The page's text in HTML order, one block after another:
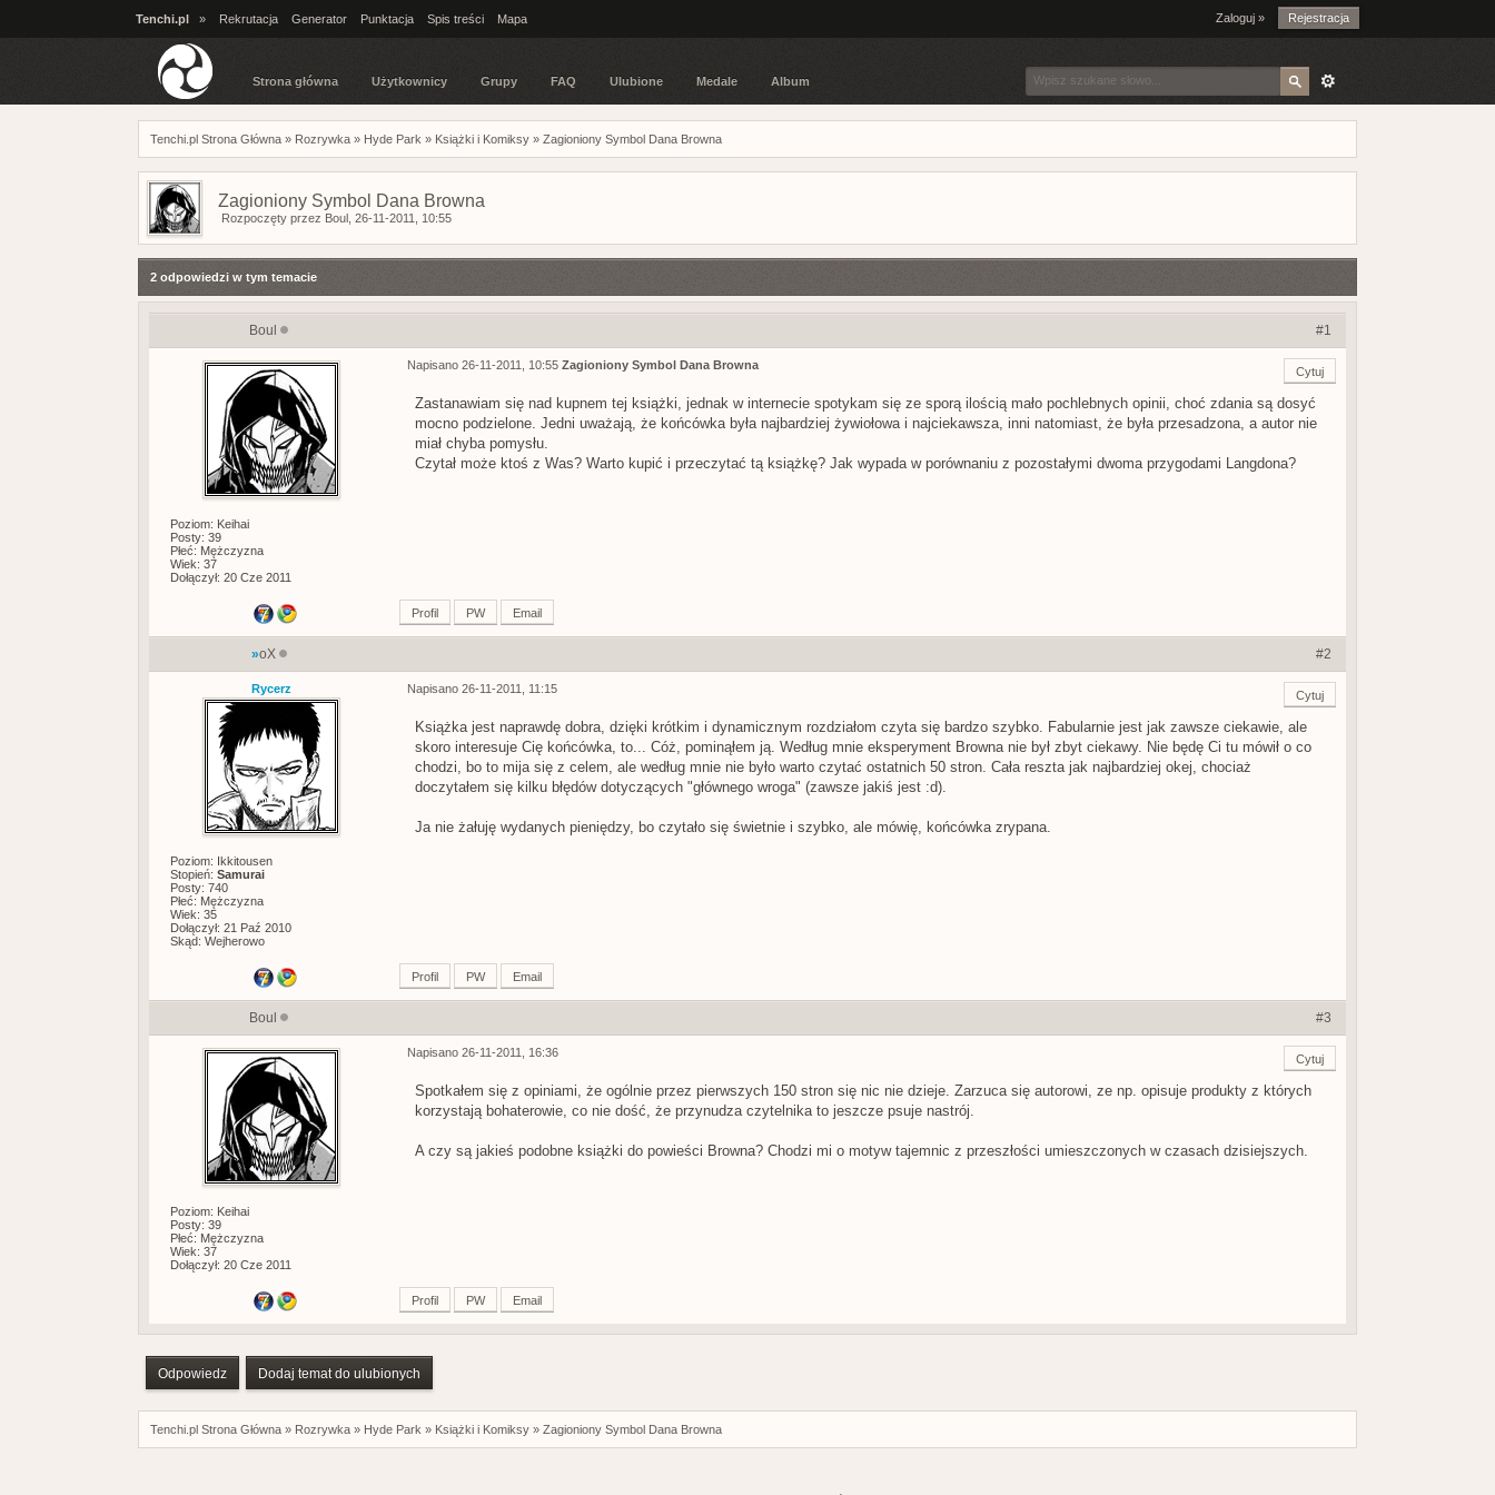
Tenchi.pl » Rekrutacja Generator Punktacja Spis treści Mapa Zaloguj » Rejestracja
Strona główna Użytkownicy Grupy FAQ Ulubione Medale Album
Tenchi.pl Strona Główna » Rozrywka » Hyde Park » Książki i Komiksy » Zagioniony Symbol Dana Browna
Zagioniony Symbol Dana Browna
Rozpoczęty przez Boul , 26-11-2011, 10:55
2 odpowiedzi w tym temacie
Boul #1
Poziom: Keihai
Posty: 39
Płeć: Mężczyzna
Wiek: 37
Dołączył: 20 Cze 2011
Napisano 26-11-2011, 10:55 Zagioniony Symbol Dana Browna Cytuj
Zastanawiam się nad kupnem tej książki, jednak w internecie spotykam się ze sporą ilością mało pochlebnych opinii, choć zdania są dosyć
mocno podzielone. Jedni uważają, że końcówka była najbardziej żywiołowa i najciekawsza, inni natomiast, że była przesadzona, a autor nie
miał chyba pomysłu.
Czytał może ktoś z Was? Warto kupić i przeczytać tą książkę? Jak wypada w porównaniu z pozostałymi dwoma przygodami Langdona?
Profil PW Email
»oX #2
Rycerz
Poziom: Ikkitousen
Stopień: Samurai
Posty: 740
Płeć: Mężczyzna
Wiek: 35
Dołączył: 21 Paź 2010
Skąd: Wejherowo
Napisano 26-11-2011, 11:15 Cytuj
Książka jest naprawdę dobra, dzięki krótkim i dynamicznym rozdziałom czyta się bardzo szybko. Fabularnie jest jak zawsze ciekawie, ale
skoro interesuje Cię końcówka, to... Cóż, pominąłem ją. Według mnie eksperyment Browna nie był zbyt ciekawy. Nie będę Ci tu mówił o co
chodzi, bo to mija się z celem, ale według mnie nie było warto czytać ostatnich 50 stron. Cała reszta jak najbardziej okej, chociaż
doczytałem się kilku błędów dotyczących "głównego wroga" (zawsze jakiś jest :d).
Ja nie żałuję wydanych pieniędzy, bo czytało się świetnie i szybko, ale mówię, końcówka zrypana.
Profil PW Email
Boul #3
Poziom: Keihai
Posty: 39
Płeć: Mężczyzna
Wiek: 37
Dołączył: 20 Cze 2011
Napisano 26-11-2011, 16:36 Cytuj
Spotkałem się z opiniami, że ogólnie przez pierwszych 150 stron się nic nie dzieje. Zarzuca się autorowi, ze np. opisuje produkty z których
korzystają bohaterowie, co nie dość, że przynudza czytelnika to jeszcze psuje nastrój.
A czy są jakieś podobne książki do powieści Browna? Chodzi mi o motyw tajemnic z przeszłości umieszczonych w czasach dzisiejszych.
Profil PW Email
Odpowiedz Dodaj temat do ulubionych
Tenchi.pl Strona Główna » Rozrywka » Hyde Park » Książki i Komiksy » Zagioniony Symbol Dana Browna